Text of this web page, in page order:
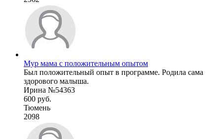
Мур мама с положительным опытом
Был положительный опыт в программе. Родила сама
здорового малыша.
Ирина №54363
600 руб.
Тюмень
2098